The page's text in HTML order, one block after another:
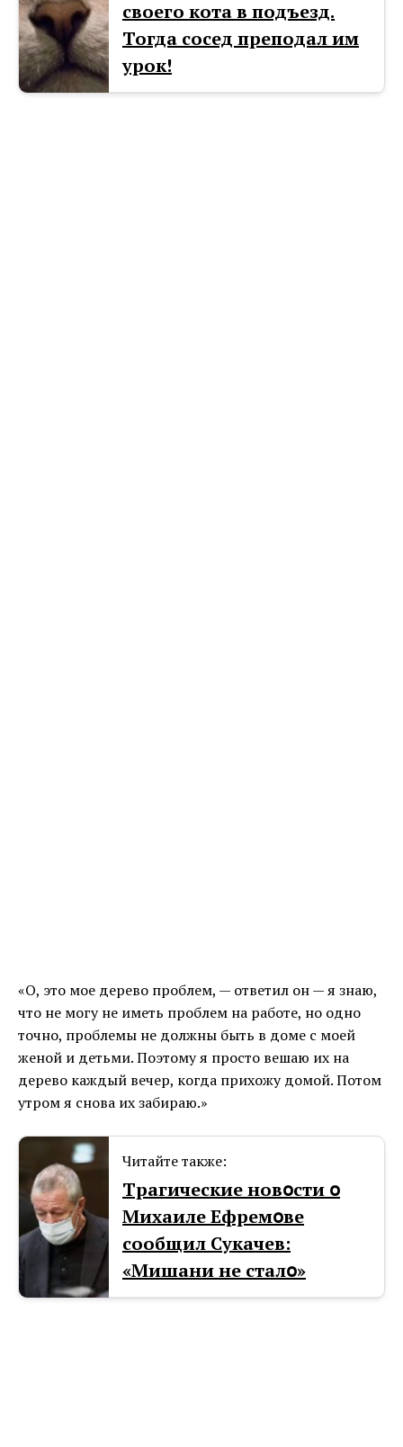
своего кота в подъезд.
Тогда сосед преподал им
урок!
«О, это мое дерево проблем, — ответил он — я знаю,
что не могу не иметь проблем на работе, но одно
точно, проблемы не должны быть в доме с моей
женой и детьми. Поэтому я просто вешаю их на
дерево каждый вечер, когда прихожу домой. Потом
утром я снова их забираю.»
Читайте также:
Тpaгические новօсти օ
Mиxaиле Ефремօве
сообщил Cyкачев:
«Mишани не сталօ»